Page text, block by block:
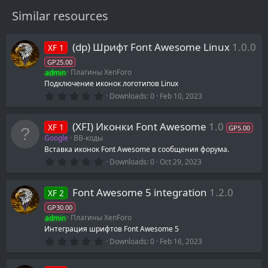
Информация по установке и настройке доступна в
Similar resources
XF 1 (dp) Шрифт Font Awesome Linux 1.0.0
GP25.00
admin Плагины XenForo
Подключение иконок логотипов Linux
0
s
a
r
Downloads 0 Feb 10, 2023
XF 1 (XFI) Иконки Font Awesome 1.0 GP5.00
Google
BB-коды
Вставка иконок Font Awesome в сообщения форума.
0
s
r
(
s
Downloads 0 Oct 29, 2023
XF 2 Font Awesome 5 integration 1.2.0
GP30.00
admin Плагины XenForo
Интеграция шрифтов Font Awesome 5
0 Downloads 0 Feb 16, 2023